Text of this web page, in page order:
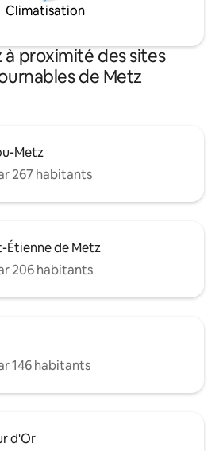
Climatisation
à proximité des sites
de Metz
Metz
267 habitants
Étienne de Metz
206 habitants
146 habitants
d'Or